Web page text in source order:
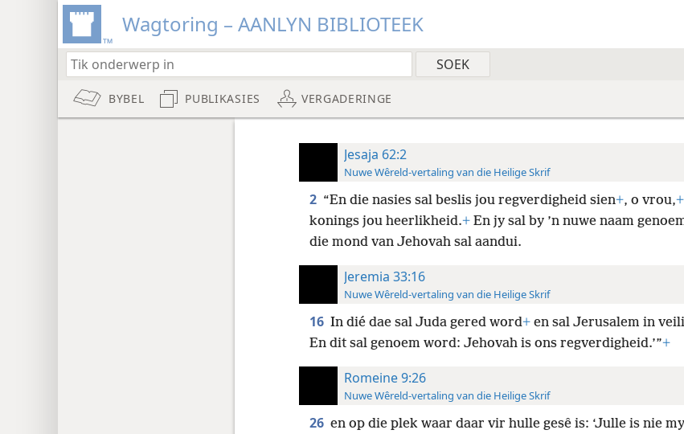
Wagtoring – AANLYN BIBLIOTEEK
BYBEL PUBLIKASIES VERGADERINGE
Jesaja 62:2
Nuwe Wêreld-vertaling van die Heilige Skrif
2 “En die nasies sal beslis jou regverdigheid sien+, o vrou,+
konings jou heerlikheid.+En jy sal by ’n nuwe naam
die mond van Jehovah sal aandui.
Jeremia 33:16
Nuwe Wêreld-vertaling van die Heilige Skrif
16 In dié dae sal Juda gered word+en sal Jerusalem in
En dit sal genoem word: Jehovah is ons regverdigheid.’”+
Romeine 9:26
Nuwe Wêreld-vertaling van die Heilige Skrif
26 en op die plek waar daar vir hulle gesê is: ‘Julle is nie